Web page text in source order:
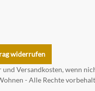
widerrufen
und Versandkosten, wenn
- Alle Rechte